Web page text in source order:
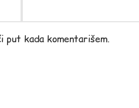
put kada komentarišem.